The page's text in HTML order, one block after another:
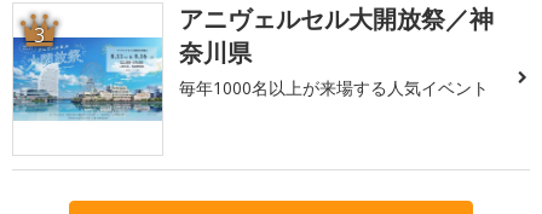
3
アニヴェルセル大開放祭／神
奈川県
毎年1000名以上が来場する人気イベント